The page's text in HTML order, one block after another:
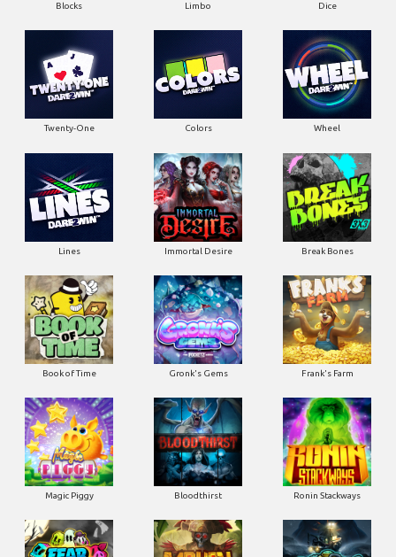
Blocks Limbo Dice
Twenty-One Colors Wheel
Lines Immortal Desire Break Bones
Book of Time Gronk's Gems Frank's Farm
Magic Piggy Bloodthirst Ronin Stackways